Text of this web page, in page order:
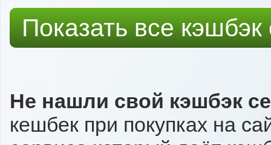
Показать все
Не нашли свой кэшбэк
кешбек при покупках на